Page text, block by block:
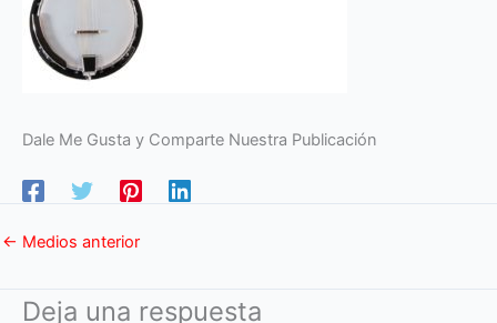
Dale Me Gusta y Comparte Nuestra Publicación
← Medios anterior
Deja una respuesta